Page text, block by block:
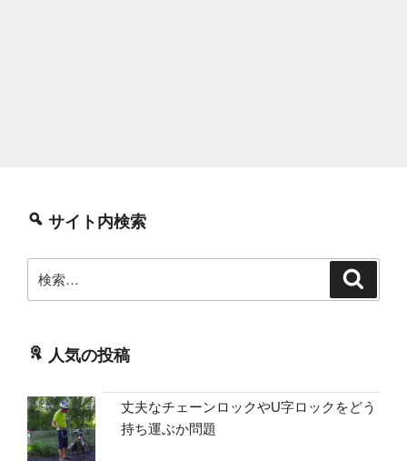
サイト内検索
索:
人気の投稿
丈夫なチェーンロックやU字ロックをどう
持ち運ぶか問題